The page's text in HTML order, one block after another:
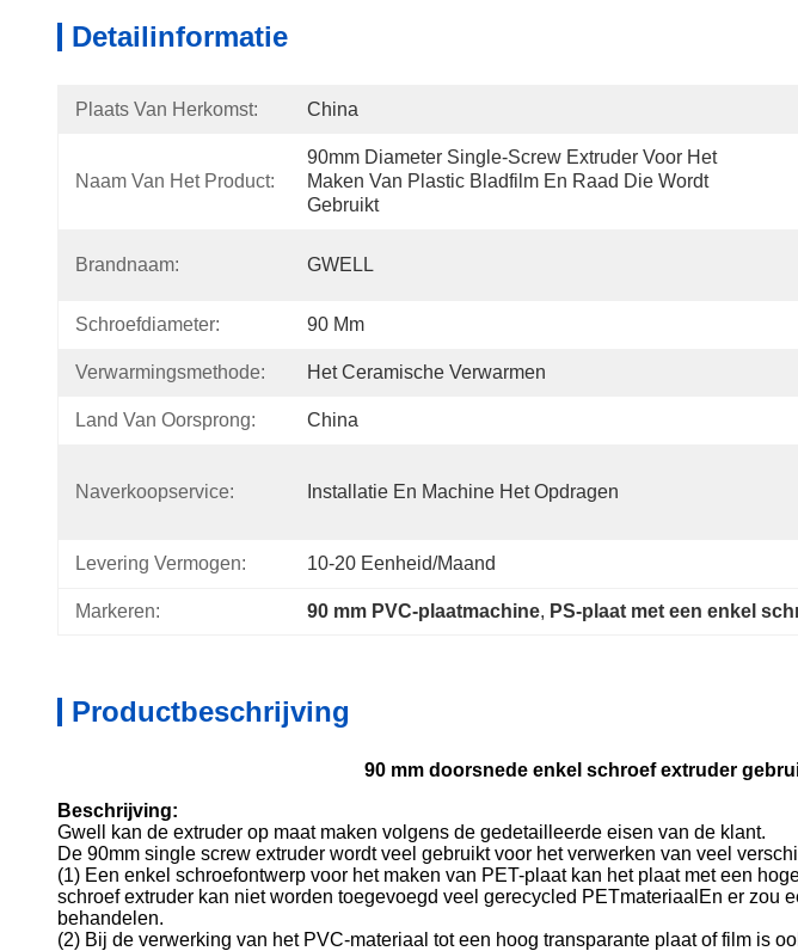
Detailinformatie
Plaats Van Herkomst: China
Naam Van Het Product:
90mm Diameter Single-Screw Extruder Voor Het
Maken Van Plastic Bladfilm En Raad Die Wordt
Gebruikt
Brandnaam: GWELL
Schroefdiameter: 90 Mm
Verwarmingsmethode: Het Ceramische Verwarmen
Land Van Oorsprong: China
Naverkoopservice: Installatie En Machine Het Opdragen
Levering Vermogen: 10-20 Eenheid/maand
Markeren: 90 mm PVC-plaatmachine, PS-plaat met een enkel
Productbeschrijving
90 mm doorsnede enkel schroef extruder
Beschrijving:
Gwell kan de extruder op maat maken volgens de gedetailleerde eisen van de klant.
De 90mm single screw extruder wordt veel gebruikt voor het verwerken van veel
(1) Een enkel schroefontwerp voor het maken van PET-plaat kan het plaat met een
schroef extruder kan niet worden toegevoegd veel gerecycled PETmateriaalEn er
behandelen.
(2) Bij de verwerking van het PVC-materiaal tot een hoog transparante plaat of film is